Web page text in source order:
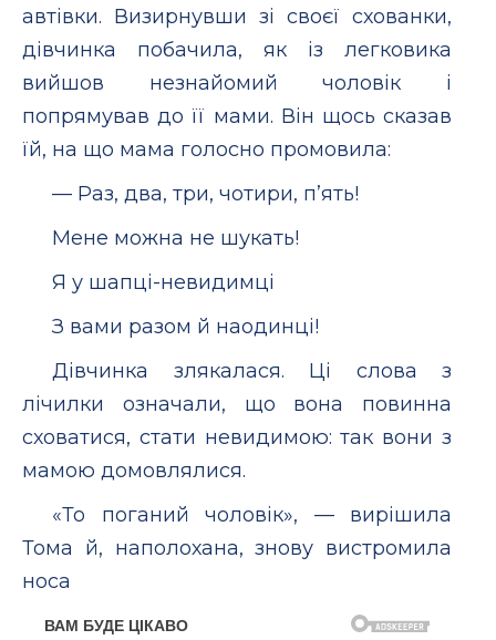
автівки. Визирнувши зі своєї схованки,
дівчинка побачила, як із легковика
вийшов незнайомий чоловік і
попрямував до її мами. Він щось сказав
їй, на що мама голосно промовила:
— Раз, два, три, чотири, п’ять!
Мене можна не шукать!
Я у шапці-невидимці
З вами разом й наодинці!
Дівчинка злякалася. Ці слова з
лічилки означали, що вона повинна
сховатися, стати невидимою: так вони з
мамою домовлялися.
«То поганий чоловік», — вирішила
Тома й, наполохана, знову вистромила
носа